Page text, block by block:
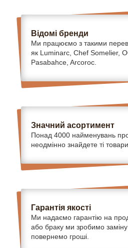
Відомі бренди
Ми працюємо з такими
як Luminarc, Chef Somelier,
Pasabahce, Arcoroc.
Значний асортимент
Понад 4000 найменувань
неодмінно знайдете ті
Гарантія якості
Ми надаємо гарантію на
або браку ми зробимо
повернемо гроші.